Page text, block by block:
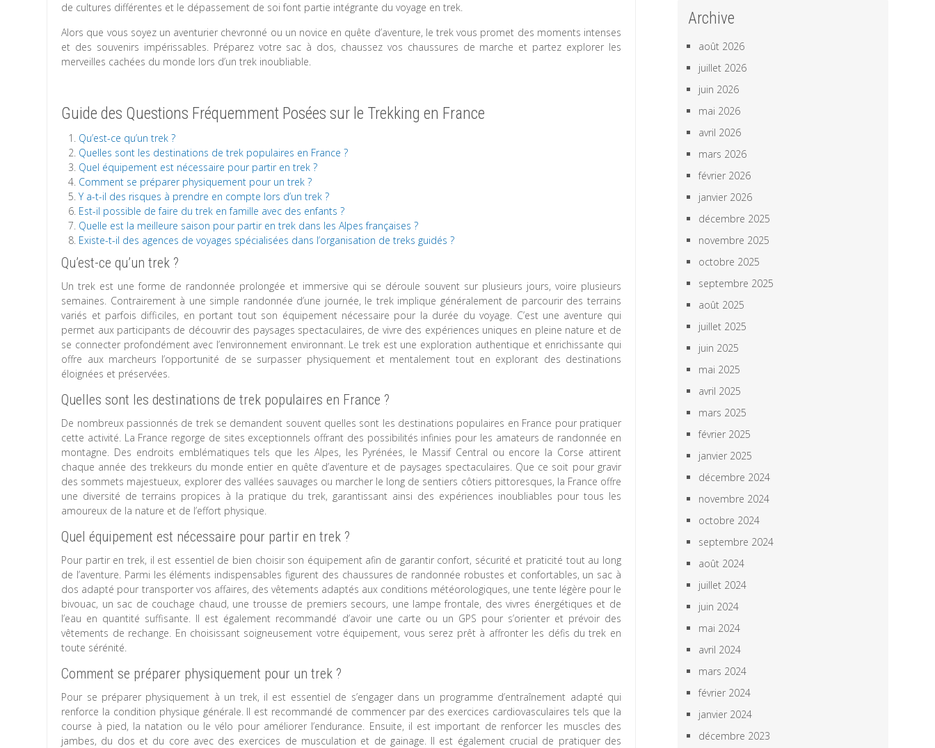
de cultures différentes et le dépassement de soi font partie intégrante du voyage en trek.
Alors que vous soyez un aventurier chevronné ou un novice en quête d’aventure, le trek vous promet des moments intenses
et des souvenirs impérissables. Préparez votre sac à dos, chaussez vos chaussures de marche et partez explorer les
merveilles cachées du monde lors d’un trek inoubliable.
Guide des Questions Fréquemment Posées sur le Trekking en France
Qu’est-ce qu’un trek ?
Quelles sont les destinations de trek populaires en France ?
Quel équipement est nécessaire pour partir en trek ?
Comment se préparer physiquement pour un trek ?
Y a-t-il des risques à prendre en compte lors d’un trek ?
Est-il possible de faire du trek en famille avec des enfants ?
Quelle est la meilleure saison pour partir en trek dans les Alpes françaises ?
Existe-t-il des agences de voyages spécialisées dans l’organisation de treks guidés ?
Qu’est-ce qu’un trek ?
Un trek est une forme de randonnée prolongée et immersive qui se déroule souvent sur plusieurs jours, voire plusieurs
semaines. Contrairement à une simple randonnée d’une journée, le trek implique généralement de parcourir des terrains
variés et parfois difficiles, en portant tout son équipement nécessaire pour la durée du voyage. C’est une aventure qui
permet aux participants de découvrir des paysages spectaculaires, de vivre des expériences uniques en pleine nature et de
se connecter profondément avec l’environnement environnant. Le trek est une exploration authentique et enrichissante qui
offre aux marcheurs l’opportunité de se surpasser physiquement et mentalement tout en explorant des destinations
éloignées et préservées.
Quelles sont les destinations de trek populaires en France ?
De nombreux passionnés de trek se demandent souvent quelles sont les destinations populaires en France pour pratiquer
cette activité. La France regorge de sites exceptionnels offrant des possibilités infinies pour les amateurs de randonnée en
montagne. Des endroits emblématiques tels que les Alpes, les Pyrénées, le Massif Central ou encore la Corse attirent
chaque année des trekkeurs du monde entier en quête d’aventure et de paysages spectaculaires. Que ce soit pour gravir
des sommets majestueux, explorer des vallées sauvages ou marcher le long de sentiers côtiers pittoresques, la France offre
une diversité de terrains propices à la pratique du trek, garantissant ainsi des expériences inoubliables pour tous les
amoureux de la nature et de l’effort physique.
Quel équipement est nécessaire pour partir en trek ?
Pour partir en trek, il est essentiel de bien choisir son équipement afin de garantir confort, sécurité et praticité tout au long
de l’aventure. Parmi les éléments indispensables figurent des chaussures de randonnée robustes et confortables, un sac à
dos adapté pour transporter vos affaires, des vêtements adaptés aux conditions météorologiques, une tente légère pour le
bivouac, un sac de couchage chaud, une trousse de premiers secours, une lampe frontale, des vivres énergétiques et de
l’eau en quantité suffisante. Il est également recommandé d’avoir une carte ou un GPS pour s’orienter et prévoir des
vêtements de rechange. En choisissant soigneusement votre équipement, vous serez prêt à affronter les défis du trek en
toute sérénité.
Comment se préparer physiquement pour un trek ?
Pour se préparer physiquement à un trek, il est essentiel de s’engager dans un programme d’entraînement adapté qui
renforce la condition physique générale. Il est recommandé de commencer par des exercices cardiovasculaires tels que la
course à pied, la natation ou le vélo pour améliorer l’endurance. Ensuite, il est important de renforcer les muscles des
jambes, du dos et du core avec des exercices de musculation et de gainage. Il est également crucial de pratiquer des
Archive
août 2026
juillet 2026
juin 2026
mai 2026
avril 2026
mars 2026
février 2026
janvier 2026
décembre 2025
novembre 2025
octobre 2025
septembre 2025
août 2025
juillet 2025
juin 2025
mai 2025
avril 2025
mars 2025
février 2025
janvier 2025
décembre 2024
novembre 2024
octobre 2024
septembre 2024
août 2024
juillet 2024
juin 2024
mai 2024
avril 2024
mars 2024
février 2024
janvier 2024
décembre 2023